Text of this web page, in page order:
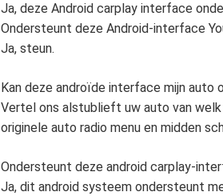
Ja, deze Android carplay interface
Ondersteunt deze Android-interface
Ja, steun.
Kan deze androïde interface mijn auto
Vertel ons alstublieft uw auto van
originele auto radio menu en midden
Ondersteunt deze android carplay-
Ja, dit android systeem ondersteunt